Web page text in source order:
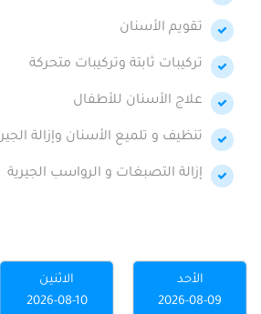
تقويم الأسنان
تركيبات ثابتة وتركيبات متحركة
علاج الأسنان للأطفال
تنظيف و تلميع الأسنان وإزالة الجير
إزالة التصبغات و الرواسب الجيرية
الأحد
2026-08-09
الاثنين
2026-08-10